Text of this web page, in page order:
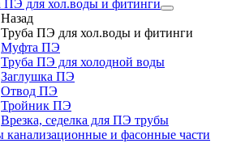
ПЭ для хол.воды и фитинги
Назад
Труба ПЭ для хол.воды и фитинги
Муфта ПЭ
Труба ПЭ для холодной воды
Заглушка ПЭ
Отвод ПЭ
Тройник ПЭ
Врезка, седелка для ПЭ трубы
канализационные и фасонные части